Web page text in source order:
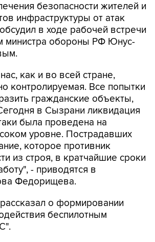
безопасности жителей и
инфраструктуры от атак
в ходе рабочей встречи
министра обороны РФ Юнус-
как и во всей стране,
контролируемая. Все попытки
гражданские объекты,
в Сызрани ликвидация
была проведена на
уровне. Пострадавших
которое противник
из строя, в кратчайшие сроки
- приводятся в
Федорищева.
о формировании
беспилотным